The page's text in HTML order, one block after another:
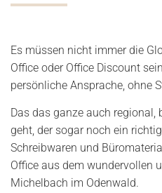
Es müssen nicht immer die
Office oder Office Discount
persönliche Ansprache, ohne
Das das ganze auch regional,
geht, der sogar noch ein
Schreibwaren und
Office aus dem wundervollen
Michelbach im Odenwald.